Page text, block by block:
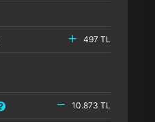
497 TL
10.873 TL